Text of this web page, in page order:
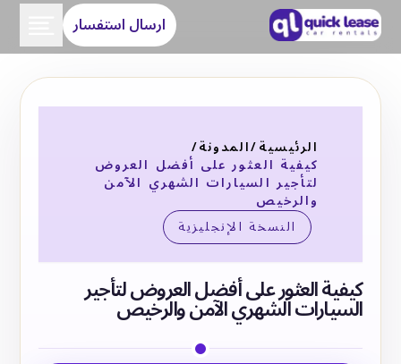
ارسال استفسار
الرئيسية/المدونة/
كيفية العثور على أفضل العروض
لتأجير السيارات الشهري الآمن
والرخيص
النسخة الإنجليزية
كيفية العثور على أفضل العروض لتأجير
السيارات الشهري الآمن والرخيص